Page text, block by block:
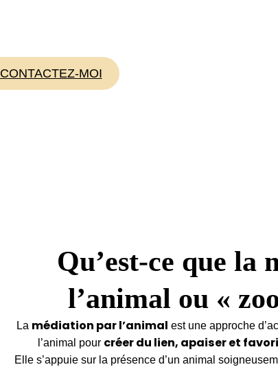
CONTACTEZ-MOI
Qu’est-ce que la
l’animal ou «
La médiation par l’animal est une approche
l’animal pour créer du lien, apaiser et
Elle s’appuie sur la présence d’un animal